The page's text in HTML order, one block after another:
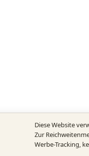
Diese Website
Zur
Werbe-Tracking,